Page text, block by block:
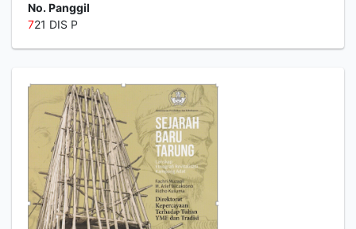
No. Panggil
721 DIS P